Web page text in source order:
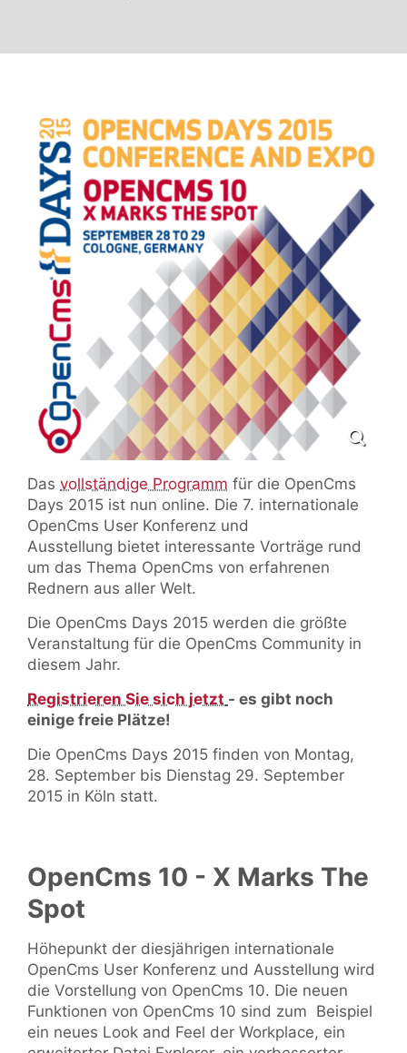
Das vollständige Programm für die OpenCms
Days 2015 ist nun online. Die 7. internationale
OpenCms User Konferenz und
Ausstellung bietet interessante Vorträge rund
um das Thema OpenCms von erfahrenen
Rednern aus aller Welt.
Die OpenCms Days 2015 werden die größte
Veranstaltung für die OpenCms Community in
diesem Jahr.
Registrieren Sie sich jetzt - es gibt noch
einige freie Plätze!
Die OpenCms Days 2015 finden von Montag,
28. September bis Dienstag 29. September
2015 in Köln statt.
OpenCms 10 - X Marks The
Spot
Höhepunkt der diesjährigen internationale
OpenCms User Konferenz und Ausstellung wird
die Vorstellung von OpenCms 10. Die neuen
Funktionen von OpenCms 10 sind zum Beispiel
ein neues Look and Feel der Workplace, ein